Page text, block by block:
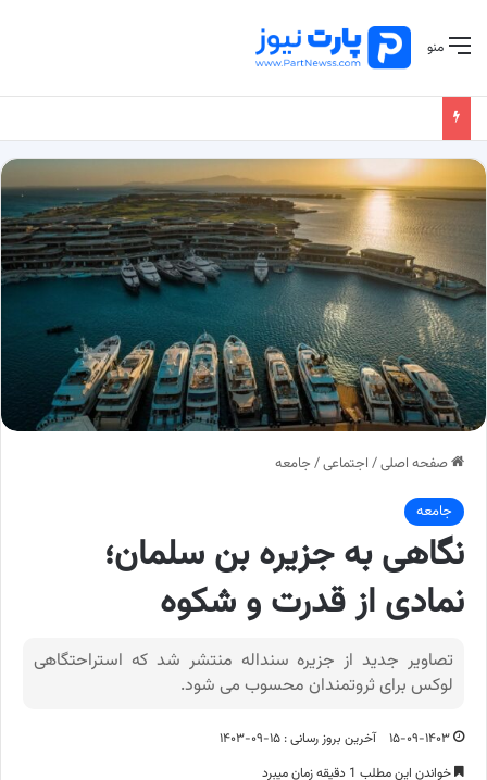
منو
صفحه اصلی/ اجتماعی/ جامعه
جامعه
نگاهی به جزیره بن سلمان؛
نمادی از قدرت و شکوه
تصاویر جدید از جزیره سنداله منتشر شد که استراحتگاهی
لوکس برای ثروتمندان محسوب می شود.
۱۵-۰۹-۱۴۰۳
آخرین بروز رسانی : ۱۵-۰۹-۱۴۰۳
خواندن این مطلب 1 دقیقه زمان میبرد